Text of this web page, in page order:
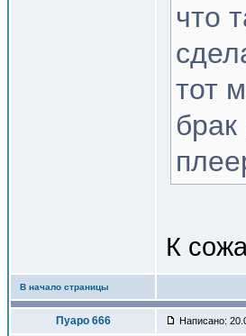
что
тот
К
В начало страницы
Пуаро 666 Написано: